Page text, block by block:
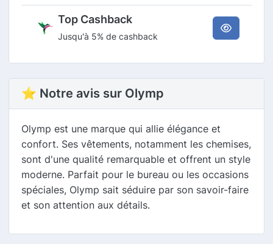
Top Cashback
Jusqu'à 5% de cashback
⭐ Notre avis sur Olymp
Olymp est une marque qui allie élégance et
confort. Ses vêtements, notamment les chemises,
sont d'une qualité remarquable et offrent un style
moderne. Parfait pour le bureau ou les occasions
spéciales, Olymp sait séduire par son savoir-faire
et son attention aux détails.